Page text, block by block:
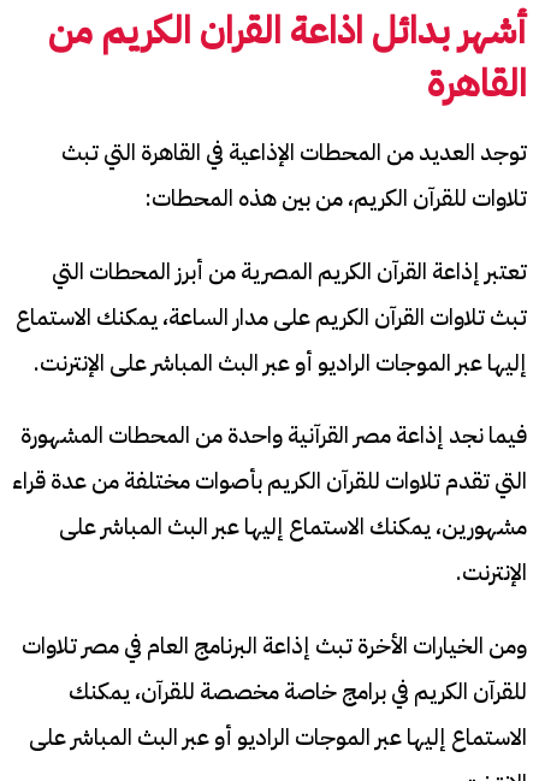
أشهر بدائلاذاعة القران الكريم من
القاهرة
توجد العديد من المحطات الإذاعية في القاهرة التي تبث
تلاوات للقرآن الكريم، من بين هذه المحطات:
تعتبر إذاعة القرآن الكريم المصرية من أبرز المحطات التي
تبث تلاوات القرآن الكريم على مدار الساعة، يمكنك الاستماع
إليها عبر الموجات الراديو أو عبر البث المباشر على الإنترنت.
فيما نجد إذاعة مصر القرآنية واحدة من المحطات المشهورة
التي تقدم تلاوات للقرآن الكريم بأصوات مختلفة من عدة قراء
مشهورين، يمكنك الاستماع إليها عبر البث المباشر على
الإنترنت.
ومن الخيارات الأخرة تبث إذاعة البرنامج العام في مصر تلاوات
للقرآن الكريم في برامج خاصة مخصصة للقرآن، يمكنك
الاستماع إليها عبر الموجات الراديو أو عبر البث المباشر على